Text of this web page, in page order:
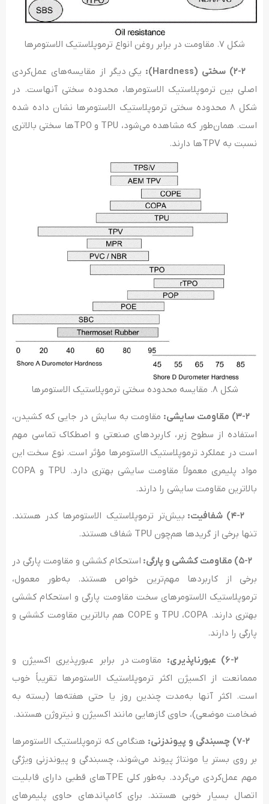
شکل ۷. مقاومت در برابر روغن انواع ترموپلاستیک الاستومرها
۲-۲) سختی ( Hardness
): یکی دیگر از مقایسه‌های عمل‌کردی
اصلی بین ترموپلاستیک الاستومرها، محدوده سختی آنهاست. در
شکل ۸ محدوده سختی ترموپلاستیک الاستومرها نشان داده شده
است. همان‌طور که مشاهده می‌شود، TPU و TPOها سختی بالاتری
نسبت به TPVها دارند.
شکل ۸. مقایسه محدوده سختی ترموپلاستیک الاستومرها
مقاومت به سایش در جایی که کشیدن،
استفاده از سطوح زبر، کاربردهای صنعتی و اصطکاک تماسی مهم
است در عملکرد ترموپلاستیک الاستومرها مؤثر است. نوع سخت این
مواد پلیمری معمولاً مقاومت سایشی بهتری دارد. TPU و COPA
بالاترین مقاومت سایشی را دارند.
بیش‌تر ترموپلاستیک الاستومرها کدر هستند.
تنها برخی از گریدها هم‌چون TPU شفاف هستند.
استحکام کششی و مقاومت پارگی در
برخی از کاربردها مهم‌ترین خواص هستند. به‌طور معمول،
ترموپلاستیک الاستومرهای سخت مقاومت پارگی و استحکام کششی
بهتری دارند. TPU ،COPA و COPE هم بالاترین مقاومت کششی و
پارگی را دارند.
مقاومت در برابر عبورپذیری اکسیژن و
مممانعت از اکسیژن اکثر ترموپلاستیک الاستومرها تقریباً خوب
است. اکثر آنها به‌مدت چندین روز یا حتی هفته‌ها (بسته به
ضخامت موضعی)، حاوی گازهایی مانند اکسیژن و نیتروژن هستند.
هنگامی که ترموپلاستیک الاستومرها
بر روی بستر یا مونتاژ پیوند می‌شوند، چسبندگی و پیوندزنی ویژگی
مهم عمل‌کردی می‌گردد. به‌طور کلی TPEهای قطبی دارای قابلیت
اتصال بسیار خوبی هستند. برای کامپاندهای حاوی پلیمرهای